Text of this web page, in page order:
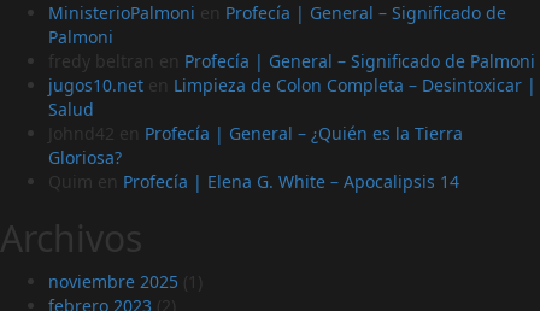
MinisterioPalmoni en Profecía | General – Significado de
Palmoni
fredy beltran en Profecía | General – Significado de Palmoni
jugos10.net en Limpieza de Colon Completa – Desintoxicar |
Salud
Johnd42 en Profecía | General – ¿Quién es la Tierra
Gloriosa?
Quim en Profecía | Elena G. White – Apocalipsis 14
Archivos
noviembre 2025 (1)
febrero 2023 (2)